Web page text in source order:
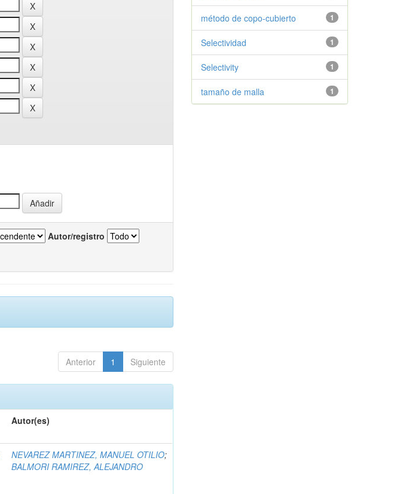
Autor/registro
Anterior 1 Siguiente
Autor(es)
NEVAREZ MARTINEZ, MANUEL OTILIO;
BALMORI RAMIREZ, ALEJANDRO
1
método de copo-cubierto
1
Selectividad
1
Selectivity
1
tamaño de malla